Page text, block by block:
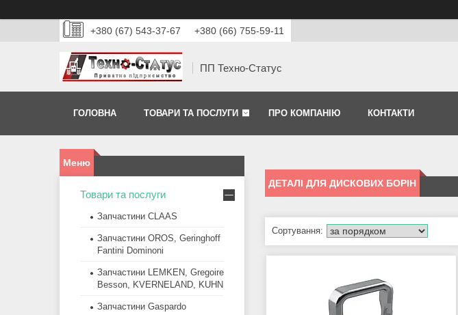
+380 (67) 543-37-67 +380 (66) 755-59-11
ПП Техно-Статус
ГОЛОВНА ТОВАРИ ТА ПОСЛУГИ ПРО КОМПАНІЮ КОНТАКТИ
ДЕТАЛІ ДЛЯ ДИСКОВИХ БОРІН
Товари та послуги
Запчастини CLAAS
Запчастини OROS, Geringhoff
Fantini Dominoni
Запчастини LEMKEN, Gregoire
Besson, KVERNELAND, KUHN
Запчастини Gaspardo